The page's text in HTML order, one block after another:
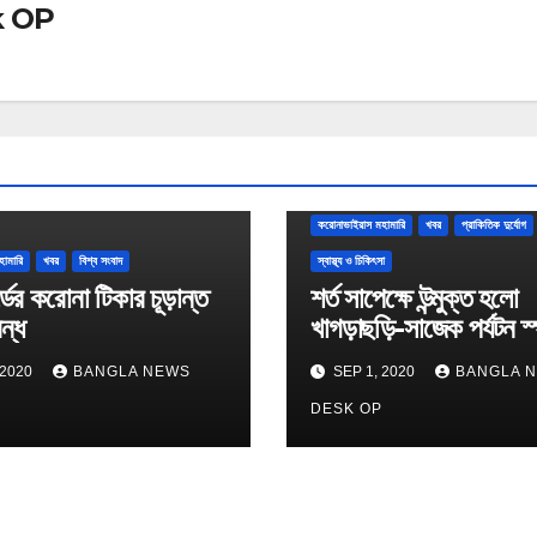
OP
খবর বিশ্ব সংবাদ
করোনা টিকার চূড়ান্ত
BANGLA NEWS
করোনাভাইরাস মহামারি খবর প্রাকিতিক দুর্যোগ
স্বাস্থ্য ও চিকিৎসা
শর্ত সাপেক্ষে উন্মুক্ত হলো
খাগড়াছড়ি-সাজেক পর্যটন
SEP 1, 2020 BANGLA
DESK OP